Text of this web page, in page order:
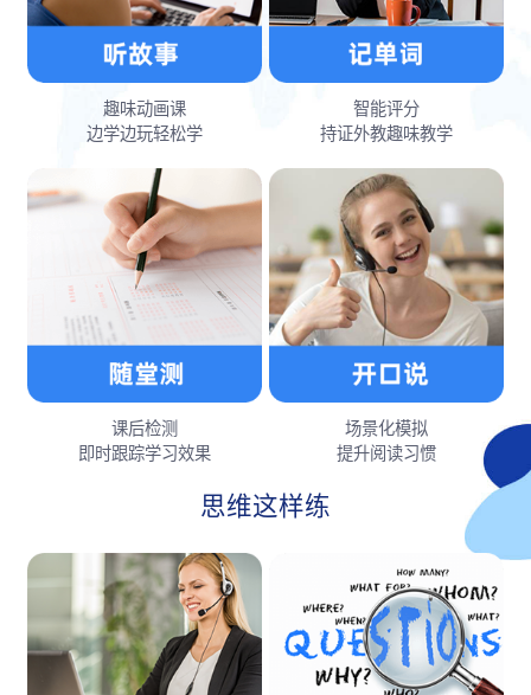
趣味动画课
边学边玩轻松学
智能评分
持证外教趣味教学
课后检测
即时跟踪学习效果
场景化模拟
提升阅读习惯
思维这样练